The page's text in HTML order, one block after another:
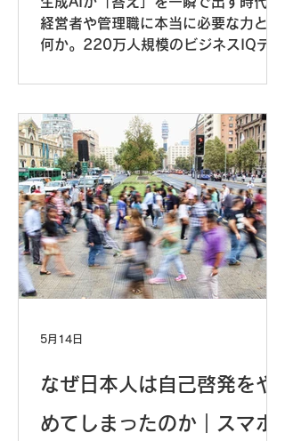
経営者や管理職に本当に必要な力とは
何か。220万人規模のビジネスIQデー
時代に磨くべき「問いを立てる力」を
なぜ日本人は自己啓発をや
めてしまったのか｜スマホ
5月14日